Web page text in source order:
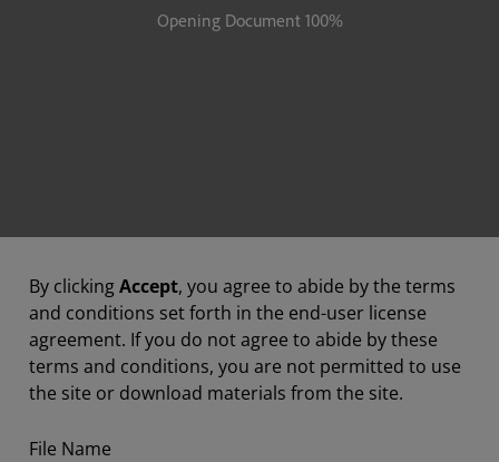
By clickingAccept, you agree to abide by the terms
and conditions set forth in the end-user license
agreement. If you do not agree to abide by these
terms and conditions, you are not permitted to use
the site or download materials from the site.
File Name